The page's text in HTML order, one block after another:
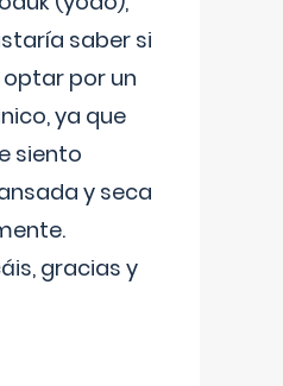
saber si
por un
ya que
siento
y seca
gracias y